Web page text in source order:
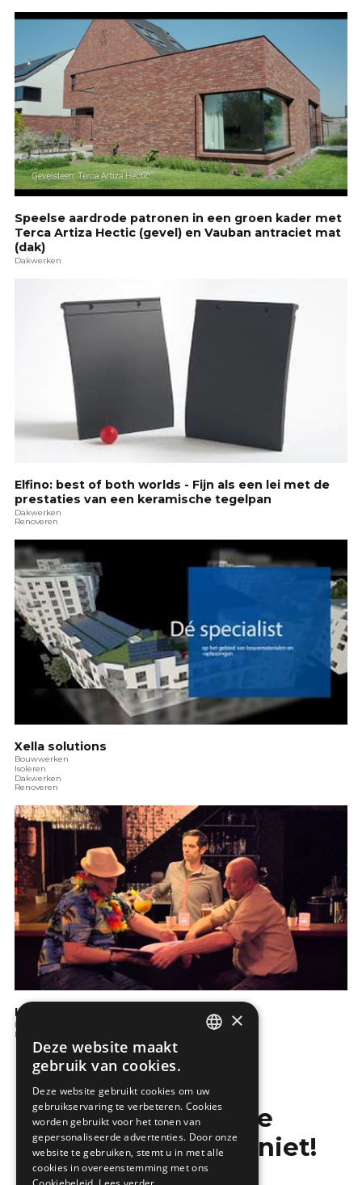
Speelse aardrode patronen in een groen kader met
Terca Artiza Hectic (gevel) en Vauban antraciet mat
(dak)
Dakwerken
Elfino: best of both worlds - Fijn als een lei met de
prestaties van een keramische tegelpan
Dakwerken
Renoveren
Xella solutions
Bouwwerken
Isoleren
Dakwerken
Renoveren
KBC: Wat is een renteherziening?
Kopen en verkopen
Financiele aspecten
Mis de laatste
bouwnieuwtjes niet!
×
Deze website maakt
gebruik van cookies.
Deze website gebruikt cookies om uw
gebruikservaring te verbeteren. Cookies
worden gebruikt voor het tonen van
gepersonaliseerde advertenties. Door onze
website te gebruiken, stemt u in met alle
cookies in overeenstemming met ons